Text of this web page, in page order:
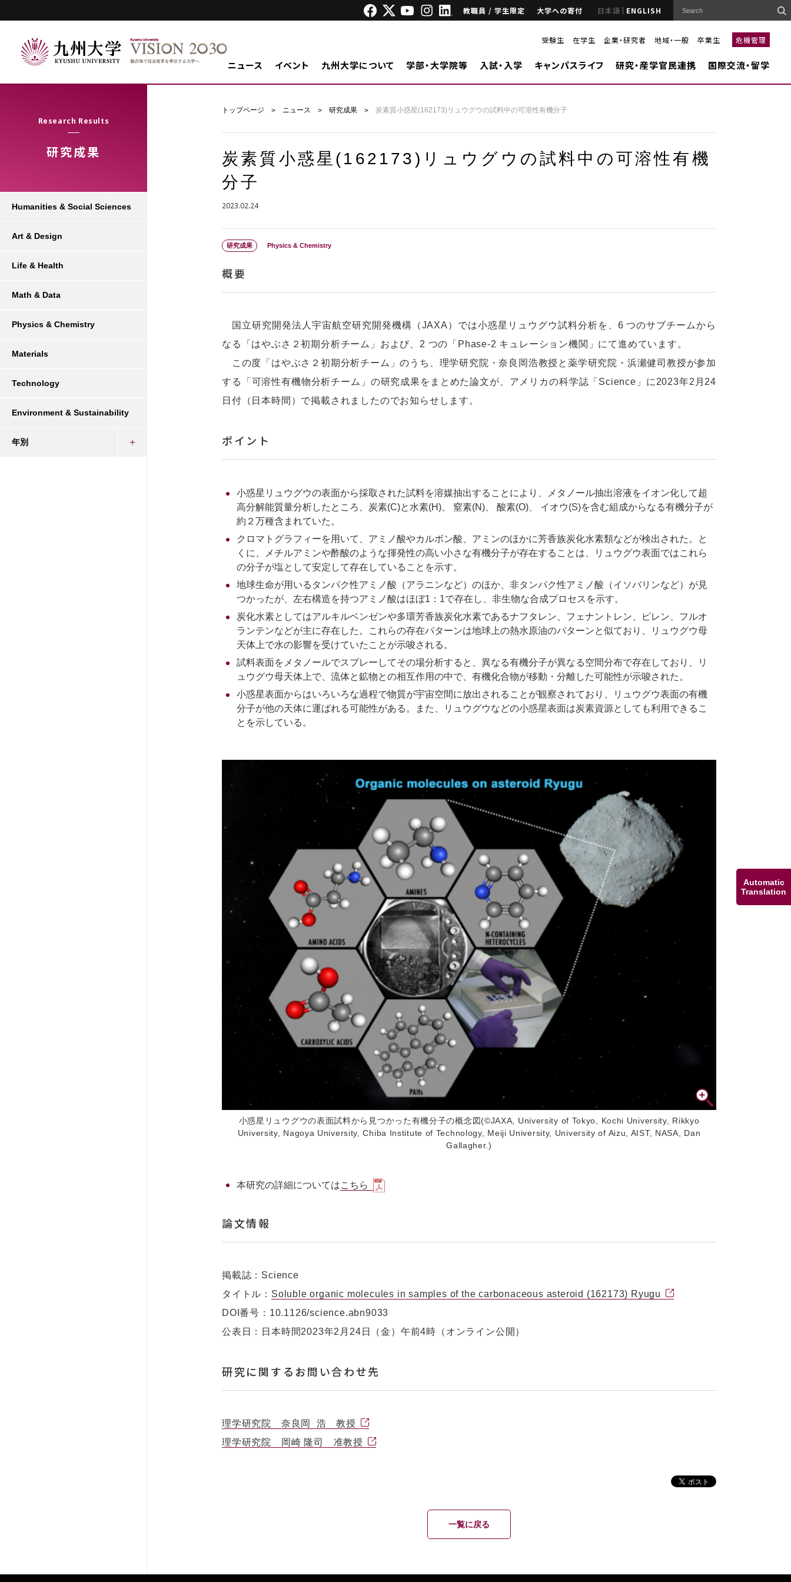
Automatic
Translation
教職員 / 学生限定 大学への寄付 日本語 ENGLISH
受験生 在学生 企業・研究者 地域・一般 卒業生 危機管理
ニュース イベント 九州大学について 学部・大学院等 入試・入学 キャンパスライフ 研究・産学官民連携 国際交流・留学
Research Results
研究成果
トップページ ニュース 研究成果 炭素質小惑星(162173)リュウグウの試料中の可溶性有機分子
炭素質小惑星(162173)リュウグウの試料中の可溶性有機
分子
2023.02.24
研究成果 Physics & Chemistry
概要
国立研究開発法人宇宙航空研究開発機構（JAXA）では小惑星リュウグウ試料分析を、6 つのサブチームから
なる「はやぶさ２初期分析チーム」および、2 つの「Phase-2 キュレーション機関」にて進めています。
この度「はやぶさ２初期分析チーム」のうち、理学研究院・奈良岡浩教授と薬学研究院・浜瀬健司教授が参加
する「可溶性有機物分析チーム」の研究成果をまとめた論文が、アメリカの科学誌「Science」に2023年2月24
日付（日本時間）で掲載されましたのでお知らせします。
ポイント
小惑星リュウグウの表面から採取された試料を溶媒抽出することにより、メタノール抽出溶液をイオン化して超
高分解能質量分析したところ、炭素(C)と水素(H)、 窒素(N)、 酸素(O)、 イオウ(S)を含む組成からなる有機分子が
約２万種含まれていた。
クロマトグラフィーを用いて、アミノ酸やカルボン酸、アミンのほかに芳香族炭化水素類などが検出された。と
くに、メチルアミンや酢酸のような揮発性の高い小さな有機分子が存在することは、リュウグウ表面ではこれら
の分子が塩として安定して存在していることを示す。
地球生命が用いるタンパク性アミノ酸（アラニンなど）のほか、非タンパク性アミノ酸（イソバリンなど）が見
つかったが、左右構造を持つアミノ酸はほぼ1：1で存在し、非生物な合成プロセスを示す。
炭化水素としてはアルキルベンゼンや多環芳香族炭化水素であるナフタレン、フェナントレン、ピレン、フルオ
ランテンなどが主に存在した。これらの存在パターンは地球上の熱水原油のパターンと似ており、リュウグウ母
天体上で水の影響を受けていたことが示唆される。
試料表面をメタノールでスプレーしてその場分析すると、異なる有機分子が異なる空間分布で存在しており、リ
ュウグウ母天体上で、流体と鉱物との相互作用の中で、有機化合物が移動・分離した可能性が示唆された。
小惑星表面からはいろいろな過程で物質が宇宙空間に放出されることが観察されており、リュウグウ表面の有機
分子が他の天体に運ばれる可能性がある。また、リュウグウなどの小惑星表面は炭素資源としても利用できるこ
とを示している。
小惑星リュウグウの表面試料から見つかった有機分子の概念図(©JAXA, University of Tokyo, Kochi University, Rikkyo
University, Nagoya University, Chiba Institute of Technology, Meiji University, University of Aizu, AIST, NASA, Dan
Gallagher.)
本研究の詳細についてはこちら
論文情報
掲載誌：Science
タイトル： Soluble organic molecules in samples of the carbonaceous asteroid (162173) Ryugu
DOI番号：10.1126/science.abn9033
公表日：日本時間2023年2月24日（金）午前4時（オンライン公開）
研究に関するお問い合わせ先
理学研究院 奈良岡 浩 教授
理学研究院 岡崎 隆司 准教授
一覧に戻る
Humanities & Social Sciences
Art & Design
Life & Health
Math & Data
Physics & Chemistry
Materials
Technology
Environment & Sustainability
年別